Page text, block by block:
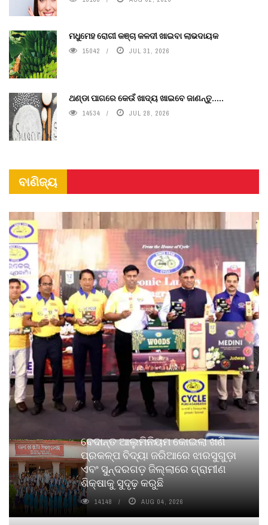
ମଧୁମେହ ରୋଗୀ କଞ୍ଚା କଳଦୀ ଖାଇବା ଲାଭଦାୟକ
15042 JUL 31, 2026
ଥଣ୍ଡା ପାଗରେ କେଉଁ ଖାଦ୍ୟ ଖାଇବେ ଜାଣନ୍ତୁ.....
14534 JUL 28, 2026
ବାଣିଜ୍ୟ
ବେଦାନ୍ତ ଆଲୁମିନିୟମ କୋଇଲା ଖଣି
ପ୍ରକଳ୍ପ ବିଦ୍ୟା ଜରିଆରେ ଝାରସୁଗୁଡ଼ା
ଏବଂ ସୁନ୍ଦରଗଡ଼ ଜିଲ୍ଲାରେ ଗ୍ରାମୀଣ
ଶିକ୍ଷାକୁ ସୁଦୃଢ଼ କରୁଛି
14148 AUG 04, 2026